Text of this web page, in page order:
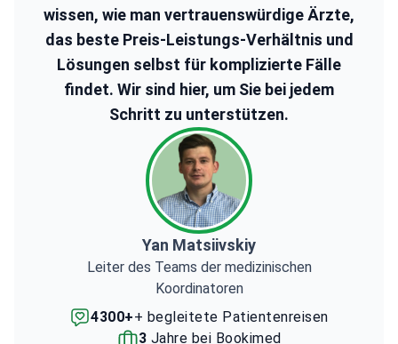
wissen, wie man vertrauenswürdige Ärzte,
das beste Preis-Leistungs-Verhältnis und
Lösungen selbst für komplizierte Fälle
findet. Wir sind hier, um Sie bei jedem
Schritt zu unterstützen.
Yan Matsiivskiy
Leiter des Teams der medizinischen
Koordinatoren
4300++ begleitete Patientenreisen
3 Jahre bei Bookimed